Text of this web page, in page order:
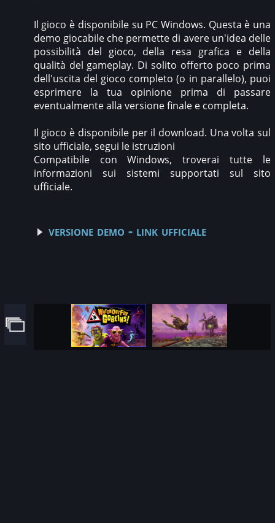
Il gioco è disponibile su PC Windows. Questa è una
demo giocabile che permette di avere un'idea delle
possibilità del gioco, della resa grafica e della
qualità del gameplay. Di solito offerto poco prima
dell'uscita del gioco completo (o in parallelo), puoi
esprimere la tua opinione prima di passare
eventualmente alla versione finale e completa.
Il gioco è disponibile per il download. Una volta sul
sito ufficiale, segui le istruzioni
Compatibile con Windows, troverai tutte le
informazioni sui sistemi supportati sul sito
ufficiale.
versione demo - link ufficiale